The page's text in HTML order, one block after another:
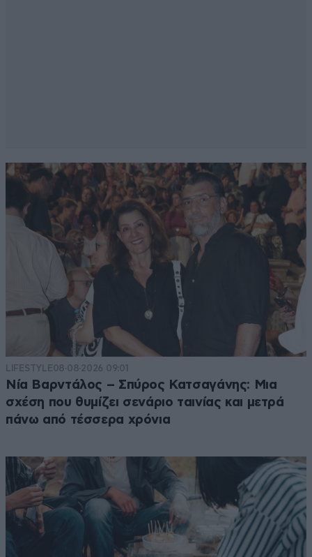
LIFESTYLE08·08·2026 09:01
Νία Βαρντάλος – Σπύρος Κατσαγάνης: Μια
σχέση που θυμίζει σενάριο ταινίας και μετρά
πάνω από τέσσερα χρόνια